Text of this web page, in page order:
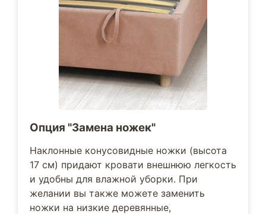
Опция "Замена ножек"
Наклонные конусовидные ножки (высота
17 см) придают кровати внешнюю легкость
и удобны для влажной уборки. При
желании вы также можете заменить
ножки на низкие деревянные,